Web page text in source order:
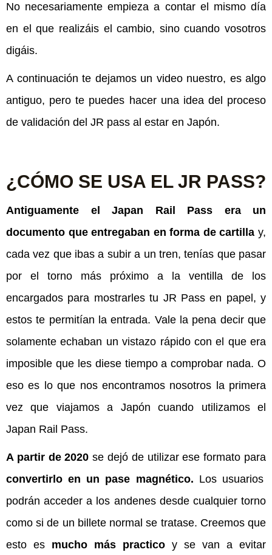
No necesariamente empieza a contar el mismo día
en el que realizáis el cambio, sino cuando vosotros
digáis.
A continuación te dejamos un video nuestro, es algo
antiguo, pero te puedes hacer una idea del proceso
de validación del JR pass al estar en Japón.
¿CÓMO SE USA EL JR PASS?
Antiguamente el Japan Rail Pass era un
documento que entregaban en forma de cartilla y,
cada vez que ibas a subir a un tren, tenías que pasar
por el torno más próximo a la ventilla de los
encargados para mostrarles tu JR Pass en papel, y
estos te permitían la entrada. Vale la pena decir que
solamente echaban un vistazo rápido con el que era
imposible que les diese tiempo a comprobar nada. O
eso es lo que nos encontramos nosotros la primera
vez que viajamos a Japón cuando utilizamos el
Japan Rail Pass.
A partir de 2020 se dejó de utilizar ese formato para
convertirlo en un pase magnético. Los usuarios
podrán acceder a los andenes desde cualquier torno
como si de un billete normal se tratase. Creemos que
esto es mucho más practico y se van a evitar